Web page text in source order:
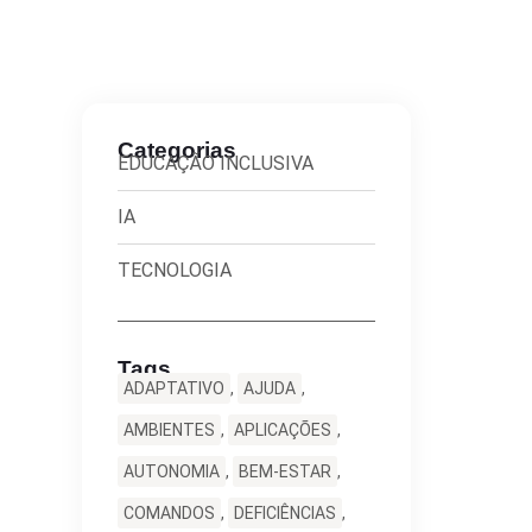
Categorias
EDUCAÇÃO INCLUSIVA
IA
TECNOLOGIA
Tags
ADAPTATIVO , AJUDA ,
AMBIENTES , APLICAÇÕES ,
AUTONOMIA , BEM-ESTAR ,
COMANDOS , DEFICIÊNCIAS ,